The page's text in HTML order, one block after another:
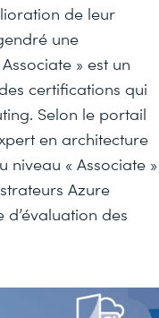
de leur
une
» est un
certifications qui
Selon le portail
en architecture
niveau « Associate »
Azure
d’évaluation des